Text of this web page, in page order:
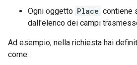
Ogni oggetto Place contiene
dall'elenco dei campi
Ad esempio, nella richiesta hai
come: